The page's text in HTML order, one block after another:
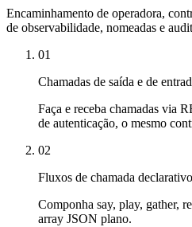
Encaminhamento de operadora,
de observabilidade, nomeadas e
01
Chamadas de saída e de
Faça e receba chamadas via
de autenticação, o mesmo
02
Fluxos de chamada
Componha say, play, gather,
array JSON plano.